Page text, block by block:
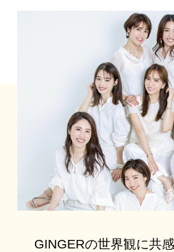
GINGERの世界観に共